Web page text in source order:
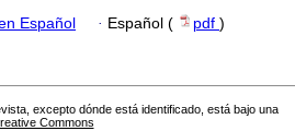
Español · Español ( pdf )
excepto dónde está identificado, está bajo una
Commons